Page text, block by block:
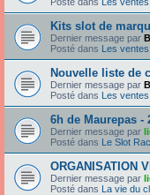
Kits slot de
Dernier message par
Posté dans Les ventes
Nouvelle liste de
Dernier message par
Posté dans Les ventes
6h de Maurepas -
Dernier message par
Posté dans Le Slot
ORGANISATION
Dernier message par
Posté dans La vie du